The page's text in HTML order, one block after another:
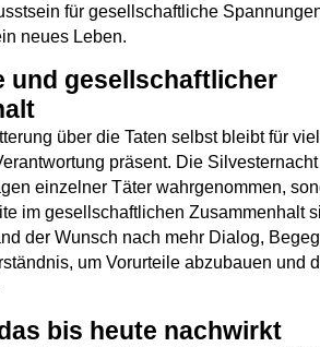
für gesellschaftliche
neues Leben.
und gesellschaftlicher
über die Taten selbst bleibt für
präsent. Die
einzelner Täter wahrgenommen,
im gesellschaftlichen Zusammenhalt
der Wunsch nach mehr Dialog,
um Vorurteile abzubauen und
bis heute nachwirkt